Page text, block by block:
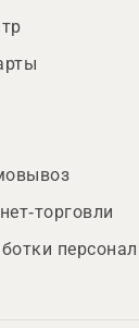
торговли